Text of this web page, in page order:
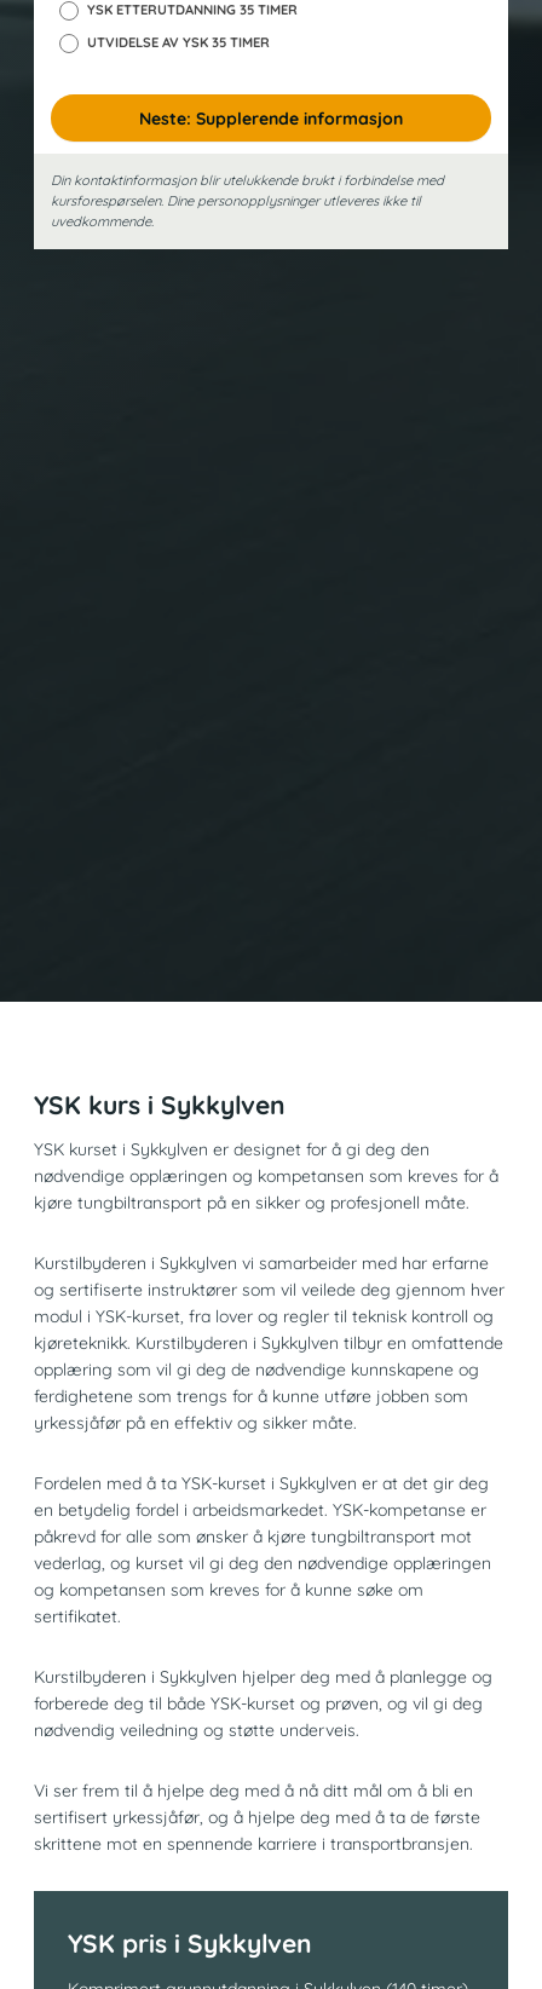
YSK ETTERUTDANNING 35 TIMER
UTVIDELSE AV YSK 35 TIMER
Neste: Supplerende informasjon
Din kontaktinformasjon blir utelukkende brukt i forbindelse med
kursforespørselen. Dine person­opplysninger utleveres ikke til
uvedkommende.
YSK kurs i Sykkylven
YSK kurset i Sykkylven er designet for å gi deg den
nødvendige opplæringen og kompetansen som kreves for å
kjøre tungbiltransport på en sikker og profesjonell måte.
Kurstilbyderen i Sykkylven vi samarbeider med har erfarne
og sertifiserte instruktører som vil veilede deg gjennom hver
modul i YSK-kurset, fra lover og regler til teknisk kontroll og
kjøreteknikk. Kurstilbyderen i Sykkylven tilbyr en omfattende
opplæring som vil gi deg de nødvendige kunnskapene og
ferdighetene som trengs for å kunne utføre jobben som
yrkessjåfør på en effektiv og sikker måte.
Fordelen med å ta YSK-kurset i Sykkylven er at det gir deg
en betydelig fordel i arbeidsmarkedet. YSK-kompetanse er
påkrevd for alle som ønsker å kjøre tungbiltransport mot
vederlag, og kurset vil gi deg den nødvendige opplæringen
og kompetansen som kreves for å kunne søke om
sertifikatet.
Kurstilbyderen i Sykkylven hjelper deg med å planlegge og
forberede deg til både YSK-kurset og prøven, og vil gi deg
nødvendig veiledning og støtte underveis.
Vi ser frem til å hjelpe deg med å nå ditt mål om å bli en
sertifisert yrkessjåfør, og å hjelpe deg med å ta de første
skrittene mot en spennende karriere i transportbransjen.
YSK pris i Sykkylven